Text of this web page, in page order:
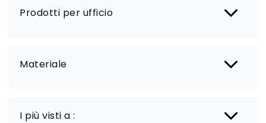
Prodotti per ufficio
Materiale
I più visti a :